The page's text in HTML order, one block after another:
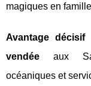
magiques en
Avantage décisif
vendée aux
océaniques et